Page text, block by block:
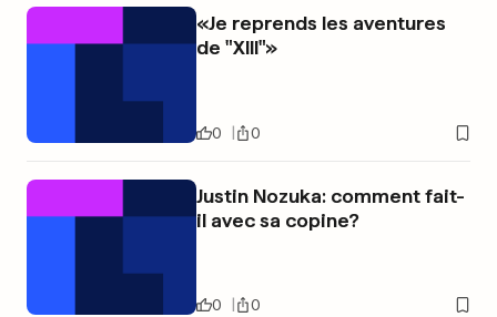
«Je reprends les aventures
de "XIII"»
0 0
Justin Nozuka: comment fait-
il avec sa copine?
0 0